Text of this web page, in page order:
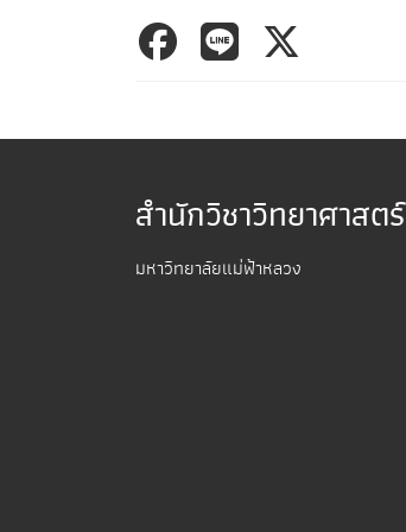
สำนักวิชาวิทยาศาสตร์
มหาวิทยาลัยแม่ฟ้าหลวง